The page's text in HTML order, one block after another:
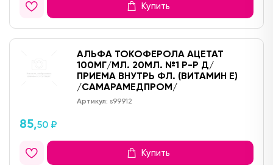
Купить
АЛЬФА ТОКОФЕРОЛА АЦЕТАТ
100МГ/МЛ. 20МЛ. №1 Р-Р Д/
ПРИЕМА ВНУТРЬ ФЛ. (ВИТАМИН Е)
/САМАРАМЕДПРОМ/
Артикул: s99912
85,50 ₽
Купить